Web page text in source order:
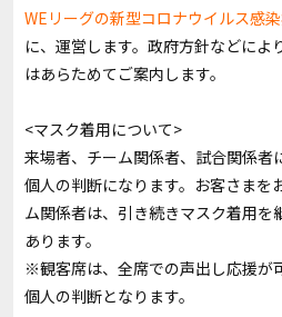
WEリーグの新型コロナウイルス感
に、運営します。政府方針などによ
はあらためてご案内します。
<マスク着用について>
来場者、チーム関係者、試合関係者
個人の判断になります。お客さまを
ム関係者は、引き続きマスク着用を
あります。
※観客席は、全席での声出し応援が
個人の判断となります。